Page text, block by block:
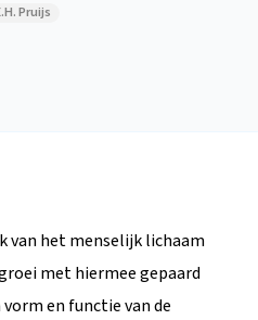
Pruijs
van het menselijk lichaam
met hiermee gepaard
en functie van de